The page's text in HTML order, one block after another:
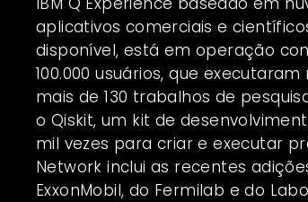
aplicativos comerciais e
disponível, está em operação
100.000 usuários, que
mais de 130 trabalhos de
o Qiskit, um kit de
mil vezes para criar e executar
Network inclui as recentes
ExxonMobil, do Fermilab e do